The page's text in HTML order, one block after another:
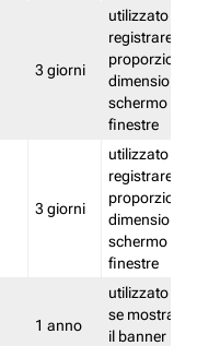
3 giorni
utilizzato per
registrare le
proporzioni
dimensioni
schermo e
finestre
3 giorni
utilizzato per
registrare le
proporzioni
dimensioni
schermo e
finestre
1 anno
utilizzato per
se mostrare
il banner